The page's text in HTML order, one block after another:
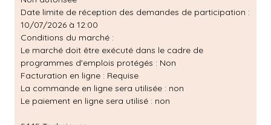
Date limite de réception des demandes de participation :
10/07/2026 à 12:00
Conditions du marché :
Le marché doit être exécuté dans le cadre de
programmes d'emplois protégés : Non
Facturation en ligne : Requise
La commande en ligne sera utilisée : non
Le paiement en ligne sera utilisé : non